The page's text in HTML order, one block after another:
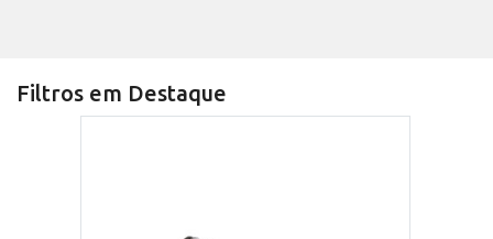
Filtros em Destaque